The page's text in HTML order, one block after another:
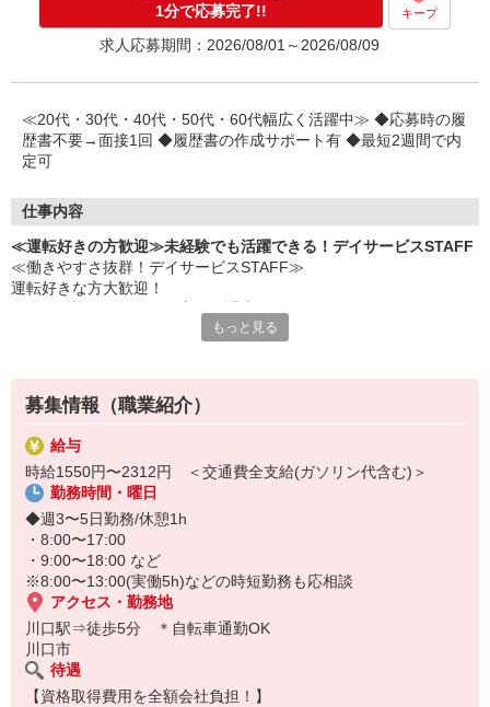
1分で応募完了!! キープ
求人応募期間：2026/08/01～2026/08/09
≪20代・30代・40代・50代・60代幅広く活躍中≫ ◆応募時の履
歴書不要→面接1回 ◆履歴書の作成サポート有 ◆最短2週間で内
定可
仕事内容
≪運転好きの方歓迎≫未経験でも活躍できる！デイサービスSTAFF
≪働きやすさ抜群！デイサービスSTAFF≫
運転好きな方大歓迎！
・リハビリ補助
・生活介助
・利用者さんの送迎業務（出来る方のみ） など
未経験でも研修制度やいつでも相談できる環境が整っているので、
介護経験がない方でも安心して働けます♪
お気軽にご応募ください◎
もっと見る
募集情報（職業紹介）
給与
時給1550円〜2312円 ＜交通費全支給(ガソリン代含む)＞
勤務時間・曜日
◆週3〜5日勤務/休憩1h
・8:00〜17:00
・9:00〜18:00 など
※8:00〜13:00(実働5h)などの時短勤務も応相談
アクセス・勤務地
川口駅⇒徒歩5分 ＊自転車通勤OK
川口市
待遇
【資格取得費用を全額会社負担！】